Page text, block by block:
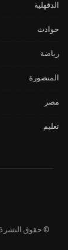
الدقهلية
حوادث
رياضة
المنصورة
مصر
تعليم